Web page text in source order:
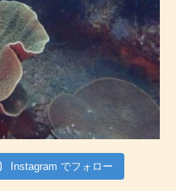
Instagram でフォロー